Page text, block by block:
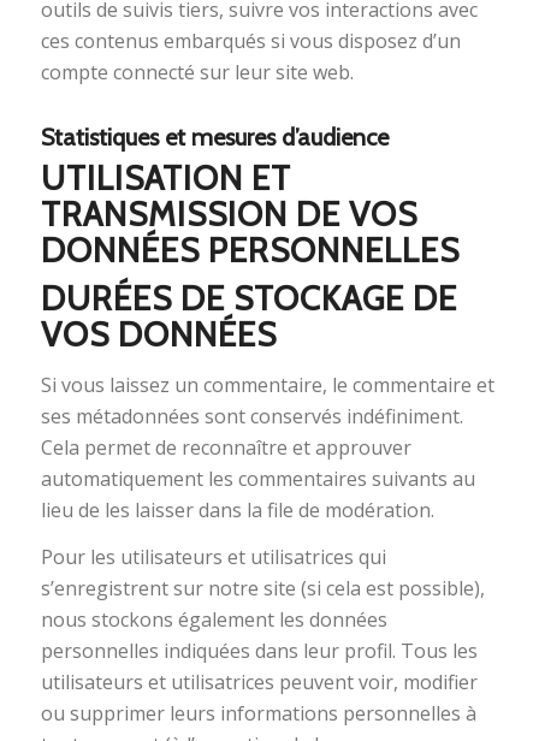
outils de suivis tiers, suivre vos interactions avec
ces contenus embarqués si vous disposez d’un
compte connecté sur leur site web.
Statistiques et mesures d’audience
UTILISATION ET
TRANSMISSION DE VOS
DONNÉES PERSONNELLES
DURÉES DE STOCKAGE DE
VOS DONNÉES
Si vous laissez un commentaire, le commentaire et
ses métadonnées sont conservés indéfiniment.
Cela permet de reconnaître et approuver
automatiquement les commentaires suivants au
lieu de les laisser dans la file de modération.
Pour les utilisateurs et utilisatrices qui
s’enregistrent sur notre site (si cela est possible),
nous stockons également les données
personnelles indiquées dans leur profil. Tous les
utilisateurs et utilisatrices peuvent voir, modifier
ou supprimer leurs informations personnelles à